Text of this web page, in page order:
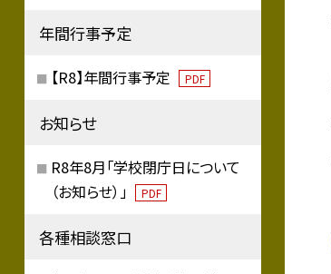
年間行事予定
【R8】年間行事予定 PDF
お知らせ
R8年8月「学校閉庁日について
（お知らせ）」
PDF
各種相談窓口